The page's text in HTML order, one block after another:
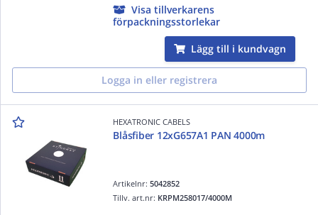
Visa tillverkarens
förpackningsstorlekar
Lägg till i kundvagn
Logga in eller registrera
HEXATRONIC CABELS
Blåsfiber 12xG657A1 PAN 4000m
Artikelnr:5042852
Tillv. art.nr: KRPM258017/4000M